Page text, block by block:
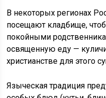
В некоторых регионах
посещают кладбище,
покойными
освященную еду —
христианстве для этого
Языческая традиция